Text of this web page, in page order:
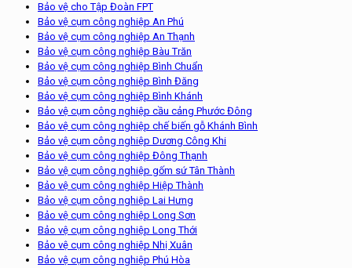
Bảo vệ cho Tập Đoàn FPT
Bảo vệ cụm công nghiệp An Phú
Bảo vệ cụm công nghiệp An Thạnh
Bảo vệ cụm công nghiệp Bàu Trăn
Bảo vệ cụm công nghiệp Bình Chuẩn
Bảo vệ cụm công nghiệp Bình Đăng
Bảo vệ cụm công nghiệp Bình Khánh
Bảo vệ cụm công nghiệp cầu cảng Phước Đông
Bảo vệ cụm công nghiệp chế biến gỗ Khánh Bình
Bảo vệ cụm công nghiệp Dương Công Khi
Bảo vệ cụm công nghiệp Đông Thạnh
Bảo vệ cụm công nghiệp gốm sứ Tân Thành
Bảo vệ cụm công nghiệp Hiệp Thành
Bảo vệ cụm công nghiệp Lai Hưng
Bảo vệ cụm công nghiệp Long Sơn
Bảo vệ cụm công nghiệp Long Thới
Bảo vệ cụm công nghiệp Nhị Xuân
Bảo vệ cụm công nghiệp Phú Hòa